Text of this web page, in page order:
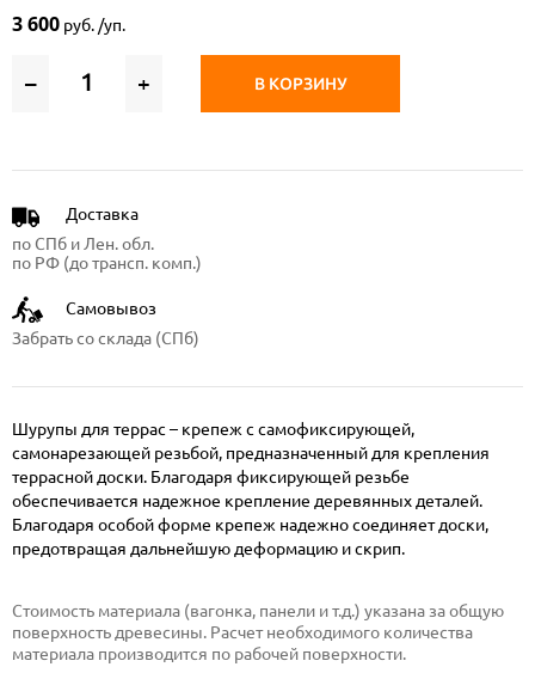
3 600 руб. /уп.
– + В КОРЗИНУ
Доставка
по СПб и Лен. обл.
по РФ (до трансп. комп.)
Самовывоз
Забрать со склада (СПб)
Шурупы для террас – крепеж с самофиксирующей,
самонарезающей резьбой, предназначенный для крепления
террасной доски. Благодаря фиксирующей резьбе
обеспечивается надежное крепление деревянных деталей.
Благодаря особой форме крепеж надежно соединяет доски,
предотвращая дальнейшую деформацию и скрип.
Стоимость материала (вагонка, панели и т.д.) указана за общую
поверхность древесины. Расчет необходимого количества
материала производится по рабочей поверхности.